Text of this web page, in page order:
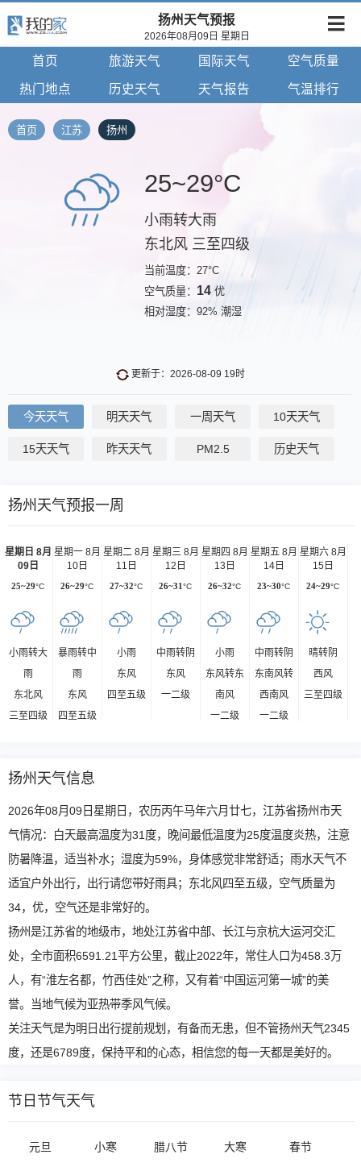
扬州天气预报
2026年08月09日 星期日
首页 旅游天气 国际天气 空气质量
热门地点 历史天气 天气报告 气温排行
首页 江苏 扬州
25~29°C
小雨转大雨
东北风 三至四级
当前温度：27°C
空气质量： 14 优
相对湿度：92% 潮湿
更新于：2026-08-09 19时
今天天气 明天天气 一周天气 10天天气
15天天气 昨天天气 PM2.5 历史天气
扬州天气预报一周
星期日 8月
09日
25~29°C
小雨转大
雨
东北风
三至四级
星期一 8月
10日
26~29°C
暴雨转中
雨
东风
四至五级
星期二 8月
11日
27~32°C
小雨
东风
四至五级
星期三 8月
12日
26~31°C
中雨转阴
东风
一二级
星期四 8月
13日
26~32°C
小雨
东风转东
南风
一二级
星期五 8月
14日
23~30°C
中雨转阴
东南风转
西南风
一二级
星期六 8月
15日
24~29°C
晴转阴
西风
三至四级
扬州天气信息
2026年08月09日星期日，农历丙午马年六月廿七，江苏省扬州市天
气情况：白天最高温度为31度，晚间最低温度为25度温度炎热，注意
防暑降温，适当补水；湿度为59%，身体感觉非常舒适；雨水天气不
适宜户外出行，出行请您带好雨具；东北风四至五级，空气质量为
34，优，空气还是非常好的。
扬州是江苏省的地级市，地处江苏省中部、长江与京杭大运河交汇
处，全市面积6591.21平方公里，截止2022年，常住人口为458.3万
人，有“淮左名都，竹西佳处”之称，又有着“中国运河第一城”的美
誉。当地气候为亚热带季风气候。
关注天气是为明日出行提前规划，有备而无患，但不管扬州天气2345
度，还是6789度，保持平和的心态，相信您的每一天都是美好的。
节日节气天气
元旦 小寒 腊八节 大寒 春节